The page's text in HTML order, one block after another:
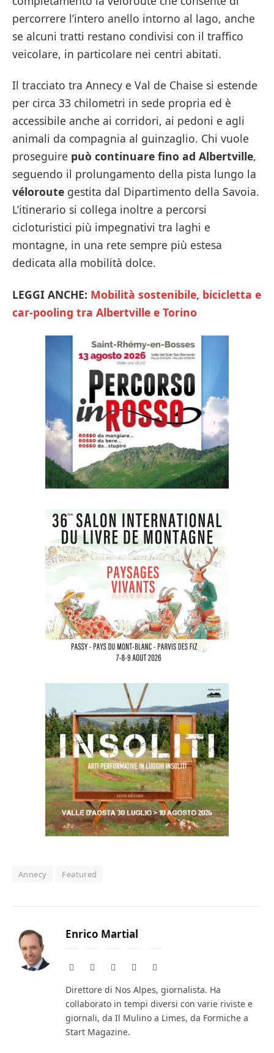
percorrere l’intero anello intorno al lago, anche
se alcuni tratti restano condivisi con il traffico
veicolare, in particolare nei centri abitati.
Il tracciato tra Annecy e Val de Chaise si estende
per circa 33 chilometri in sede propria ed è
accessibile anche ai corridori, ai pedoni e agli
animali da compagnia al guinzaglio. Chi vuole
proseguire può continuare fino ad Albertville,
seguendo il prolungamento della pista lungo la
véloroute gestita dal Dipartimento della Savoia.
L’itinerario si collega inoltre a percorsi
cicloturistici più impegnativi tra laghi e
montagne, in una rete sempre più estesa
dedicata alla mobilità dolce.
LEGGI ANCHE: Mobilità sostenibile, bicicletta e
car-pooling tra Albertville e Torino
Annecy Featured
Enrico Martial
Website Facebook Instagram
Direttore di Nos Alpes, giornalista. Ha
collaborato in tempi diversi con varie riviste e
giornali, da Il Mulino a Limes, da Formiche a
Start Magazine.